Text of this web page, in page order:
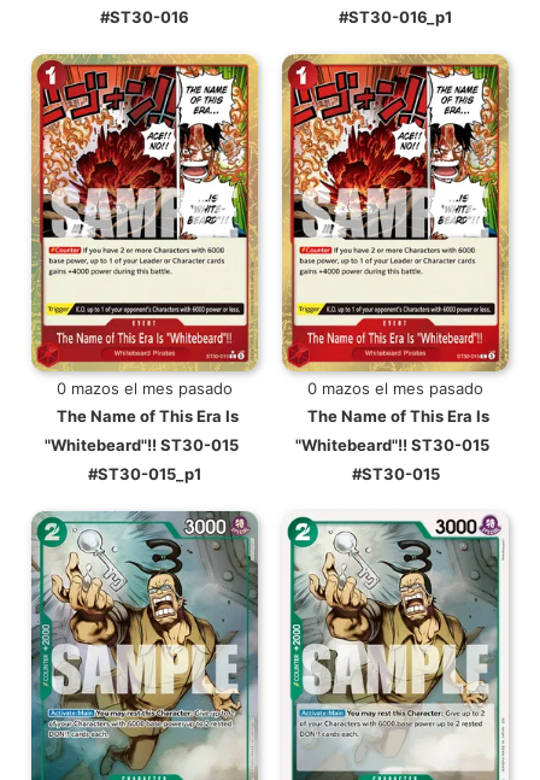
#ST30-016
#ST30-016_p1
0 mazos el mes pasado
The Name of This Era Is
"Whitebeard"!! ST30-015
#ST30-015_p1
0 mazos el mes pasado
The Name of This Era Is
"Whitebeard"!! ST30-015
#ST30-015